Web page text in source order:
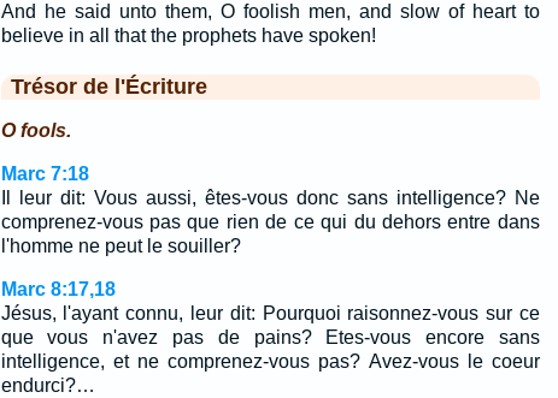
And he said unto them, O foolish men, and slow of heart to
believe in all that the prophets have spoken!
Trésor de l'Écriture
O fools.
Marc 7:18
Il leur dit: Vous aussi, êtes-vous donc sans intelligence? Ne
comprenez-vous pas que rien de ce qui du dehors entre dans
l'homme ne peut le souiller?
Marc 8:17,18
Jésus, l'ayant connu, leur dit: Pourquoi raisonnez-vous sur ce
que vous n'avez pas de pains? Etes-vous encore sans
intelligence, et ne comprenez-vous pas? Avez-vous le coeur
endurci?…